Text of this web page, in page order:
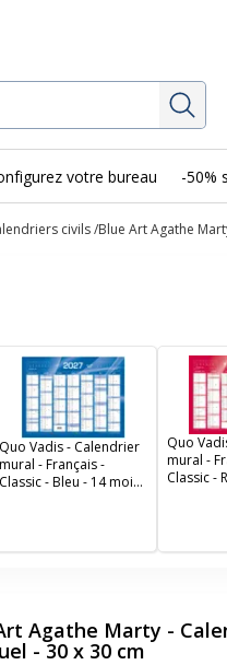
votre bureau -50%
civils Blue Art Agathe
Quo Vadis - Calendrier
mural - Français -
Classic - Bleu - 14 mois
Fabrication française
Quo
mural -
Classic -
blanc -
Agathe Marty -
- 30 x 30 cm